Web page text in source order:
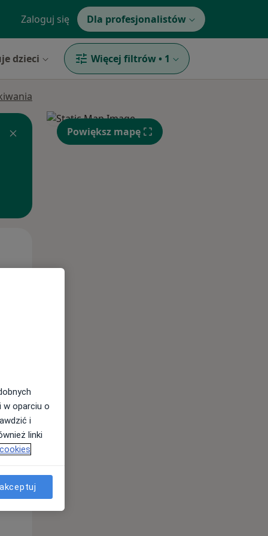
Zaloguj się Dla profesjonalistów
dzieci Więcej filtrów • 1
Śr,
12 Sie
Powiększ mapę
w oparciu o
i
linki